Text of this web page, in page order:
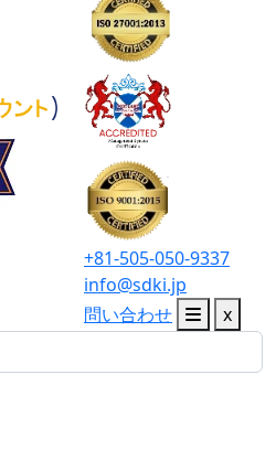
+81-505-050-9337
info@sdki.jp
問い合わせ
x